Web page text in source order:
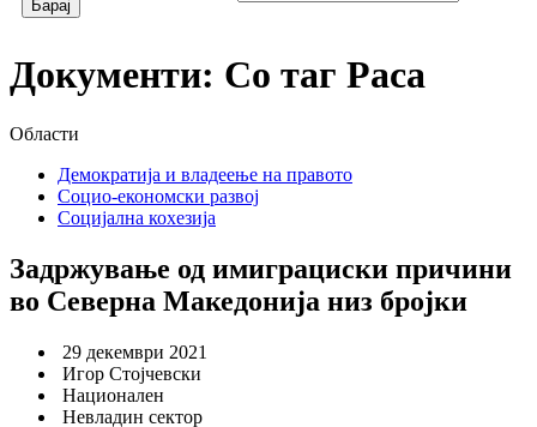
Документи: Со таг Раса
Области
Демократија и владеење на правото
Социо-економски развој
Социјална кохезија
Задржување од имиграциски причини
во Северна Македонија низ бројки
29 декември 2021
Игор Стојчевски
Национален
Невладин сектор